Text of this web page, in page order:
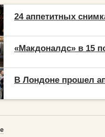
24 аппетитных
«Макдоналдс» в 15
В Лондоне прошел